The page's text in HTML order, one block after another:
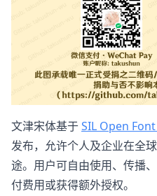
文津宋体基于SIL Open Font
发布，允许个人及企业在全
途。用户可自由使用、传播
付费用或获得额外授权。